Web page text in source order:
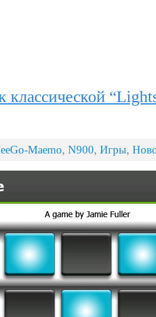
классической
Maemo, N900, Игры,